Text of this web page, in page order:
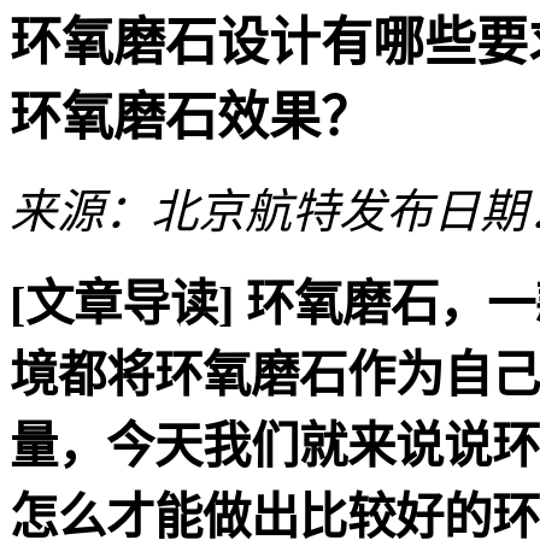
环氧磨石设计有哪些
环氧磨石效果？
来源：北京航特发布日期
[文章导读] 环氧磨石，
境都将环氧磨石作为自
量，今天我们就来说说
怎么才能做出比较好的